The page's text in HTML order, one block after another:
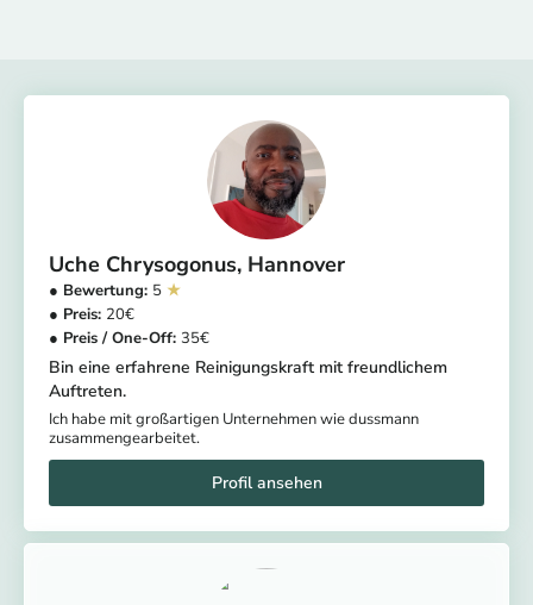
Uche Chrysogonus Hannover
5
20
35
Bin eine erfahrene Reinigungskraft mit freundlichem
Auftreten.
Ich habe mit großartigen Unternehmen wie dussmann
zusammengearbeitet.